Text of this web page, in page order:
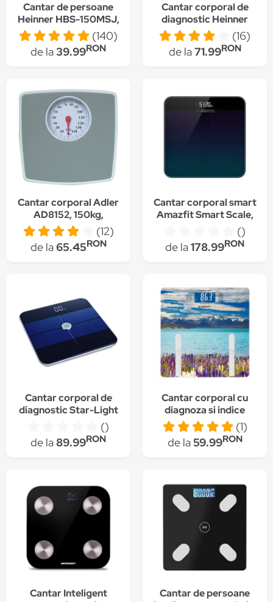
Cantar de persoane
Heinner HBS-150MSJ,
150kg, sticla
securizata 6mm, 30 x
30 cm, display lcd, Alb
(140)
de la39.99RON
Cantar corporal de
diagnostic Heinner
HDS-150BKSL, 150kg,
memorie 8 persoane,
LCD, gradare 50g,
(16)
de la71.99RON
Cantar corporal Adler
AD8152, 150kg,
Alb/Gri
(12)
de la65.45RON
Cantar corporal smart
Amazfit Smart Scale,
Bluetooth, Wi-Fi, LED,
()
de la178.99RON
Cantar corporal de
diagnostic Star-Light
BFC-180BTB, 180Kg,
Smart, App
Android/IOS,
musculara, nivel
grasime, nivel de apa
din corp, Display LED,
()
de la 89.99RON
Cantar corporal cu
diagnoza si indice
masa corporala SC-
BS33ED11, multicolor,
sticla
(1)
de la59.99RON
Cantar Inteligent
Cantar de persoane